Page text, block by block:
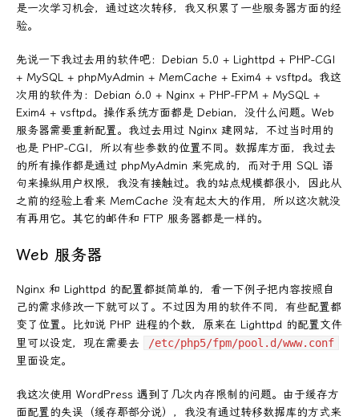
是一次学习机会，通过这次转移，我又积累了一些服务器方面的经
验。
先说一下我过去用的软件吧：Debian 5.0 + Lighttpd + PHP-CGI
+ MySQL + phpMyAdmin + MemCache + Exim4 + vsftpd。我这
次用的软件为：Debian 6.0 + Nginx + PHP-FPM + MySQL +
Exim4 + vsftpd。操作系统方面都是 Debian，没什么问题。Web
服务器需要重新配置。我过去用过 Nginx 建网站，不过当时用的
也是 PHP-CGI，所以有些参数的位置不同。数据库方面，我过去
的所有操作都是通过 phpMyAdmin 来完成的，而对于用 SQL 语
句来操纵用户权限，我没有接触过。我的站点规模都很小，因此从
之前的经验上看来 MemCache 没有起太大的作用，所以这次就没
有再用它。其它的邮件和 FTP 服务器都是一样的。
Web 服务器
Nginx 和 Lighttpd 的配置都挺简单的，看一下例子把内容按照自
己的需求修改一下就可以了。不过因为用的软件不同，有些配置都
变了位置。比如说 PHP 进程的个数，原来在 Lighttpd 的配置文件
里可以设定，现在需要去
/etc/php5/fpm/pool.d/www.conf
里面设定。
我这次使用 WordPress 遇到了几次内存限制的问题。由于缓存方
面配置的失误（缓存那部分说），我没有通过转移数据库的方式来